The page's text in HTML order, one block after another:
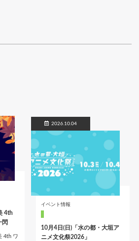
4th
閃
4th ワ
2026.10.04
イベント情報
10月4日(日)「水の都・大垣ア
ニメ文化祭2026」